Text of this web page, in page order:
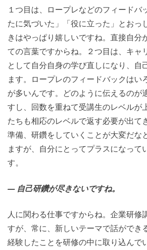
１つ目は、ロープレなどのフィードバ
たに気づいた」「役に立った」とおっ
きはやっぱり嬉しいですね。直接自分
ての言葉ですからね。２つ目は、キャ
として自分自身の学び直しになり、自
ます。ロープレのフィードバックはい
が多いんです。どのように伝えるのが
すし、回数を重ねて受講生のレベルが
たちも相応のレベルで返す必要が出て
準備、研鑽をしていくことが大変だな
ますが、自分にとってプラスになって
す。
― 自己研鑽が尽きないですね。
人に関わる仕事ですからね。企業研修
すが、常に、新しいテーマで話ができ
経験したことを研修の中に取り込んで